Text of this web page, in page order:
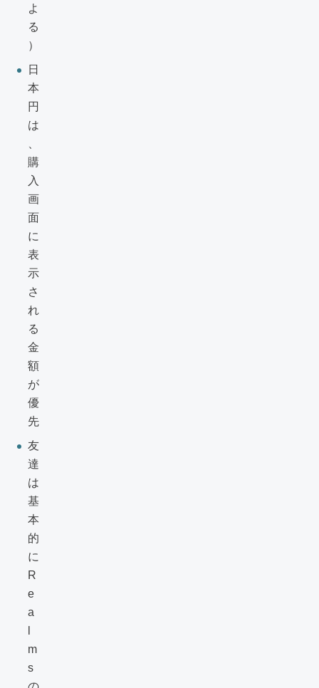
よ
る
）
日
本
円
は
購
入
画
面
に
表
示
さ
れ
る
金
額
が
優
先
友
達
は
基
本
的
に
R
e
a
m
s